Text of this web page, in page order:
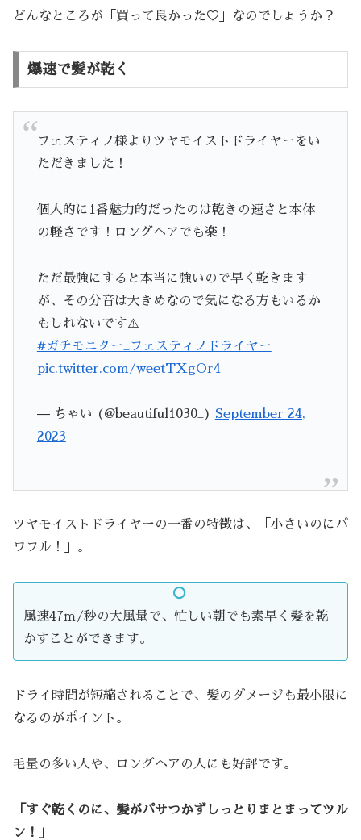
どんなところが「買って良かった♡」なのでしょうか？
爆速で髪が乾く
フェスティノ様よりツヤモイストドライヤーをい
ただきました！
個人的に1番魅力的だったのは乾きの速さと本体
の軽さです！ロングヘアでも楽！
ただ最強にすると本当に強いので早く乾きます
が、その分音は大きめなので気になる方もいるか
もしれないです⚠️
#ガチモニター_フェスティノドライヤー
pic.twitter.com/weetTXgOr4
— ちゃい (@beautiful1030_) September 24,
2023
ツヤモイストドライヤーの一番の特徴は、「小さいのにパ
ワフル！」。
風速47ｍ/秒の大風量で、忙しい朝でも素早く髪を乾
かすことができます。
ドライ時間が短縮されることで、髪のダメージも最小限に
なるのがポイント。
毛量の多い人や、ロングヘアの人にも好評です。
「すぐ乾くのに、髪がパサつかずしっとりまとまってツル
ン！」